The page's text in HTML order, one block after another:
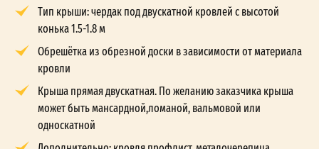
Тип крыши: чердак под двускатной кровлей с высотой
конька 1.5-1.8 м
Обрешётка из обрезной доски в зависимости от материала
кровли
Крыша прямая двускатная. По желанию заказчика крыша
может быть мансардной,ломаной, вальмовой или
односкатной